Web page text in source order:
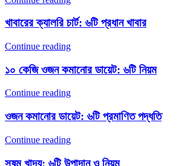
খাবারের ক্যালরি চার্ট: ৬টি প্রধান খাবার
Continue reading
১০ কেজি ওজন কমানোর ডায়েট: ৬টি নিয়ম
Continue reading
ওজন কমানোর ডায়েট: ৬টি প্রমাণিত পদ্ধতি
Continue reading
সুষম খাদ্য: ৬টি উপাদান ও নিয়ম